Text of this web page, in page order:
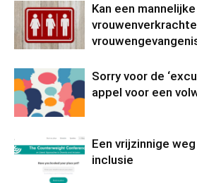
Kan een mannelijke
Sorry voor de
appel voor een
Een vrijzinnige
inclusie